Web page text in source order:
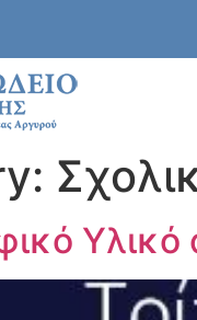
Υλικό